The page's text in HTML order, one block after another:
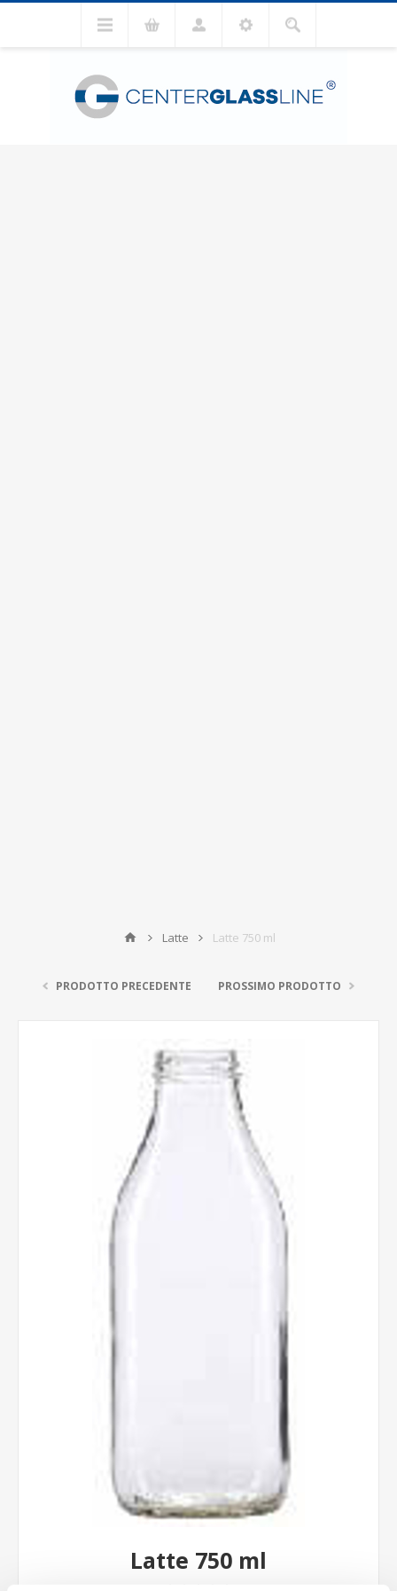
Latte Latte 750 ml
PRODOTTO PRECEDENTE PROSSIMO PRODOTTO
Latte 750 ml